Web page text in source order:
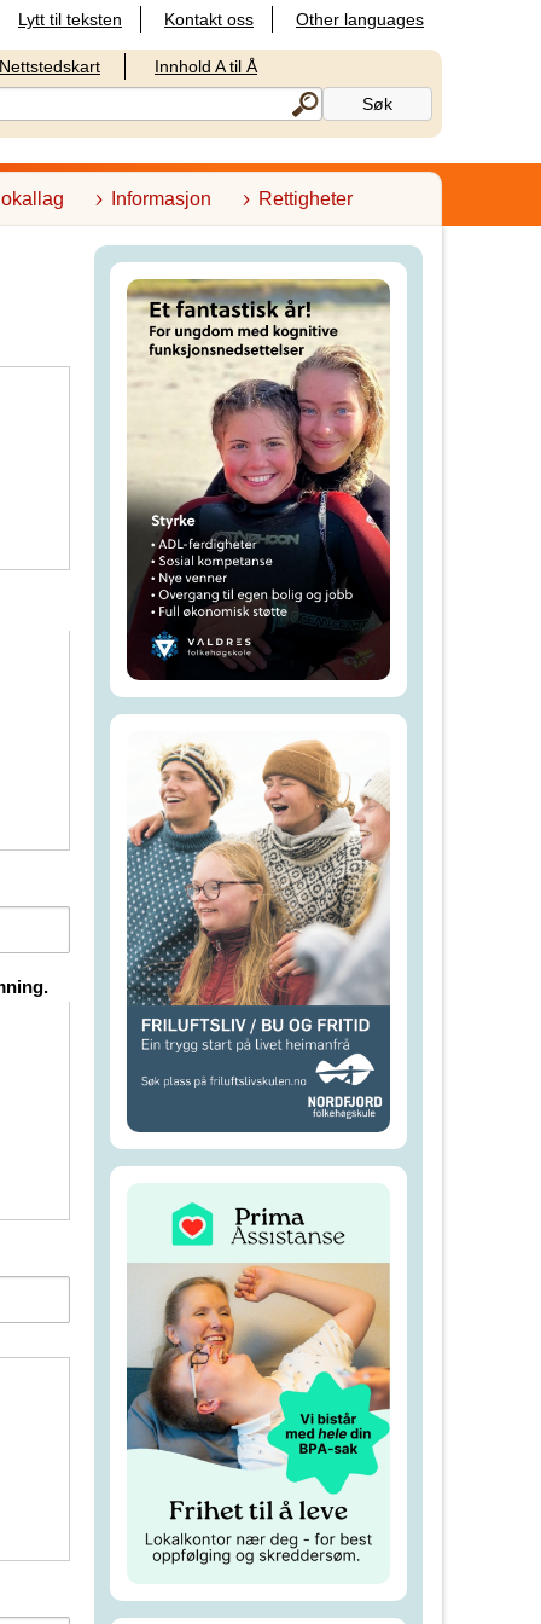
Lytt til teksten Kontakt oss Other languages
Nettstedskart Innhold A til Å
Informasjon Rettigheter